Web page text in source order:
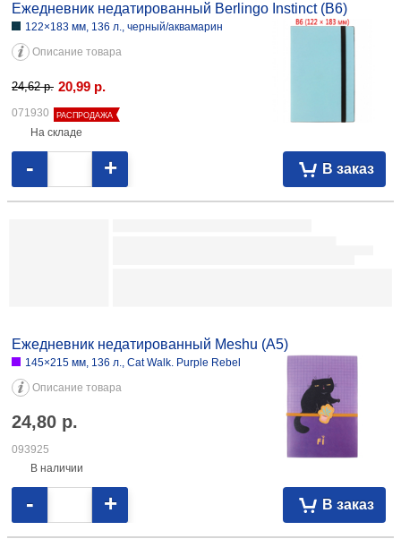
Ежедневник недатированный Berlingo Instinct (В6)
122×183 мм, 136 л., черный/аквамарин
Описание товара
24,62p. 20,99 р.
071930 РАСПРОДАЖА
На складе
В заказ
- +
061675
На складе
В заказ
- +
Ежедневник недатированный Berlingo Vivella Prestige
143×210 мм, 160 л., коричневый
30,19р.